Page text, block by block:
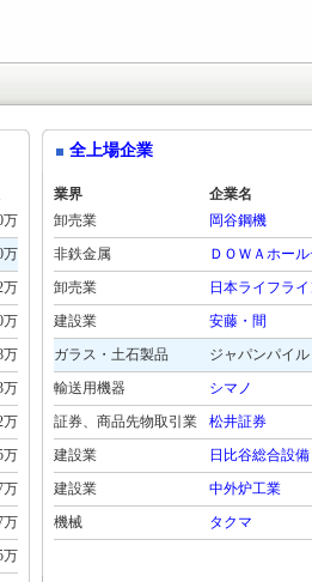
万
万
万
万
万
万
万
万
万
万
万
全上場企業
業界
企業名
卸売業
岡谷鋼機
非鉄金属
ＤＯＷＡホー
卸売業
日本ライフラ
建設業
安藤・間
ガラス・土石製品
ジャパンパイル
輸送用機器
シマノ
証券、商品先物取引業
松井証券
建設業
日比谷総合設備
建設業
中外炉工業
機械
タクマ